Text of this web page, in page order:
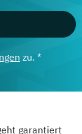
zu. *
garantiert